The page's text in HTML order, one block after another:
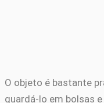
O objeto é bastante
guardá-lo em bolsas